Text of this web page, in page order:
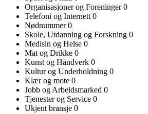
Organisasjoner og Foreninger0
Telefoni og Internett 0
Nødnummer0
Skole, Utdanning og Forskning 0
Medisin og Helse 0
Mat og Drikke 0
Kunst og Håndverk 0
Kultur og Underholdning 0
Klær og mote 0
Jobb og Arbeidsmarked 0
Tjenester og Service 0
Ukjent bransje 0